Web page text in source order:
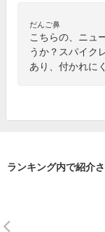
だんご鼻
こちらの、ニュ
うか？スパイク
あり、付かれに
ランキング内で紹介